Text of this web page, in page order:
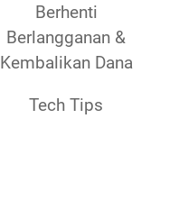
Berhenti
Berlangganan &
Kembalikan Dana
Tech Tips